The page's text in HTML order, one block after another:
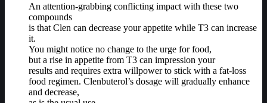
An attention-grabbing conflicting impact with these two
compounds
is that Clen can decrease your appetite while T3 can increase
it.
You might notice no change to the urge for food,
but a rise in appetite from T3 can impression your
results and requires extra willpower to stick with a fat-loss
food regimen. Clenbuterol’s dosage will gradually enhance
and decrease,